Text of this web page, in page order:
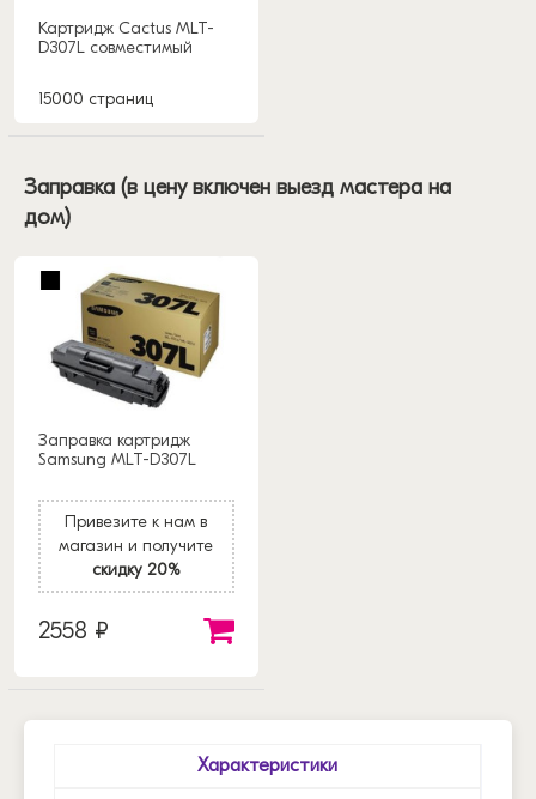
Картридж Cactus MLT-
D307L совместимый
15000 страниц
Заправка (в цену включен выезд мастера на
дом)
Заправка картридж
Samsung MLT-D307L
Привезите к нам в
магазин и получите
скидку 20%
2558 ₽
Характеристики